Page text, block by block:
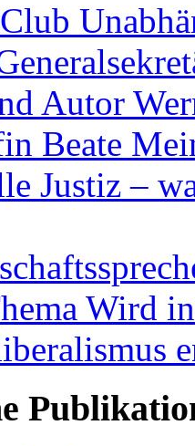
Autor
Beate
Justiz –
Wird